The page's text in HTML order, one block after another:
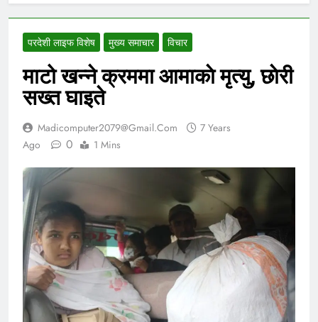
परदेशी लाइफ विशेष मुख्य समाचार विचार
माटो खन्ने क्रममा आमाकाे मृत्यु, छाेरी
सख्त घाइते
Madicomputer2079@gmail.com
7 Years
Ago
0 1 Mins